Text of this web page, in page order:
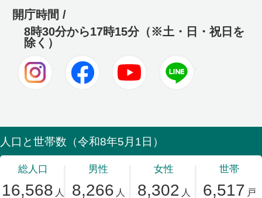
開庁時間 /
8時30分から17時15分（※土・日・祝日を
除く）
Instagram Facebook Youtube